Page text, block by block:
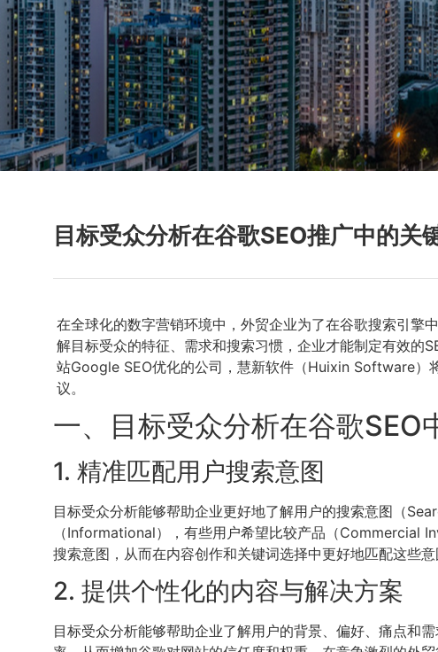
目标受众分析在谷歌SEO推广中的关
在全球化的数字营销环境中，外贸企业为了在谷歌搜索引擎
解目标受众的特征、需求和搜索习惯，企业才能制定有效的
站Google SEO优化的公司，慧新软件（Huixin Software）
议。
一、目标受众分析在谷歌SEO
1. 精准匹配用户搜索意图
目标受众分析能够帮助企业更好地了解用户的搜索意图（
（Informational），有些用户希望比较产品（Commercial
搜索意图，从而在内容创作和关键词选择中更好地匹配这些
2. 提供个性化的内容与解决方案
目标受众分析能够帮助企业了解用户的背景、偏好、痛点和